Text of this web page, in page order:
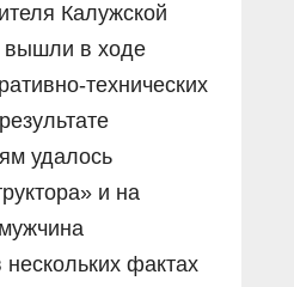
Калужской
вышли в ходе
технических
удалось
и на
нескольких фактах